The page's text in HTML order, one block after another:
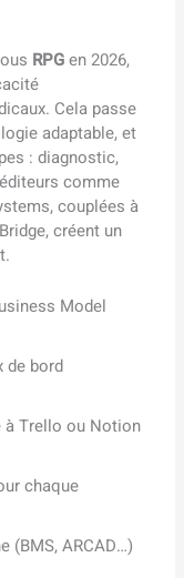
RPGen 2026,
Cela passe
adaptable, et
: diagnostic,
comme
couplées à
créent un
Model
de bord
à Trello ou Notion
chaque
(BMS, ARCAD…)